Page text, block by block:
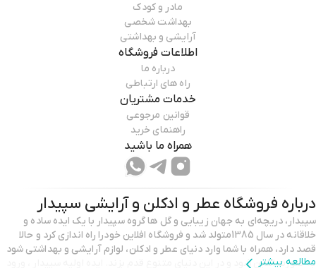
مادر و کودک
بهداشت شخصی
آرایشی و بهداشتی
اطلاعات فروشگاه
درباره ما
راه های ارتباطی
خدمات مشتریان
قوانین مرجوعی
راهنمای خرید
همراه ما باشید
درباره فروشگاه عطر و ادکلن و آرایشی سپیدار
سپیدار، دریچه‌ای به جهان زیبایی و گل ها گروه سپیدار با یک ایده‌ ساده و
خلاقانه در سال 1385متولد شد و فروشگاه افلاین خودرا راه اندازی کرد و حالا
قصد دارد، همراه با شما وارد دنیای عطر و ادکلن، لوازم آرایشی و بهداشتی شود
مطالعه بیشتر